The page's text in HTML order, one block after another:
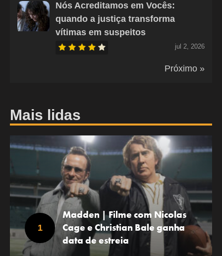
Nós Acreditamos em Vocês:
quando a justiça transforma
vítimas em suspeitos
jul 2, 2026
Próximo »
Mais lidas
Madden | Filme com Nicolas
Cage e Christian Bale ganha
data de estreia